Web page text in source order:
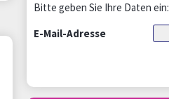
Bitte geben Sie Ihre Daten ein:
E-Mail-Adresse